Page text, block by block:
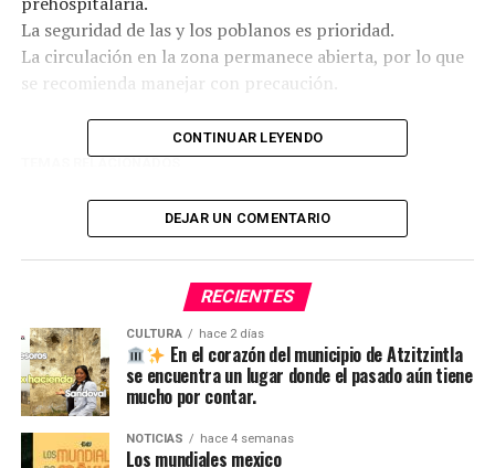
La seguridad de las y los poblanos es prioridad.
La circulación en la zona permanece abierta, por lo que
se recomienda manejar con precaución.
SIGUE CON
️ Lluvias y fuertes vientos en San Nicolás Buenos Aires ️
Ciudad Serdán se alista para el Macro Simulacro
CONTINUAR LEYENDO
DEJAR UN COMENTARIO
RECIENTES
CULTURA hace 2 días
En el corazón del municipio de Atzitzintla
se encuentra un lugar donde el pasado aún tiene
mucho por contar.
NOTICIAS hace 4 semanas
Los mundiales mexico